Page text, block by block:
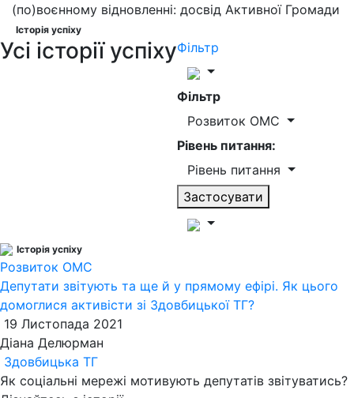
(по)воєнному відновленні: досвід Активної Громади
Історія успіху
Усі історії успіхуФільтр
Фільтр
Розвиток ОМС
Рівень питання:
Рівень питання
Застосувати
Історія успіху
Розвиток ОМС
Депутати звітують та ще й у прямому ефірі. Як цього
домоглися активісти зі Здовбицької ТГ?
19 Листопада 2021
Діана Делюрман
Здовбицька ТГ
Як соціальні мережі мотивують депутатів звітуватись?